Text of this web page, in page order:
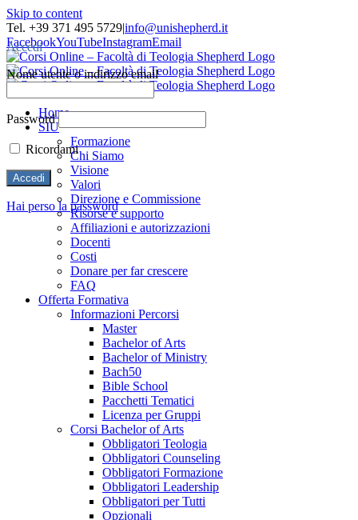
Skip to content
Tel. +39 371 495 5729|info@unishepherd.it
FacebookYouTubeInstagramEmail
Home
SIU
Formazione
Chi Siamo
Visione
Valori
Direzione e Commissione
Risorse e supporto
Affiliazioni e autorizzazioni
Docenti
Costi
Donare per far crescere
FAQ
Offerta Formativa
Informazioni Percorsi
Master
Bachelor of Arts
Bachelor of Ministry
Bach50
Bible School
Pacchetti Tematici
Licenza per Gruppi
Corsi Bachelor of Arts
Obbligatori Teologia
Obbligatori Counseling
Obbligatori Formazione
Obbligatori Leadership
Obbligatori per Tutti
Opzionali
Accedi
Nome utente o indirizzo email
Password
Ricordami
Hai perso la password